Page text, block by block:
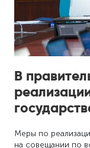
В
Меры по
на совещании по